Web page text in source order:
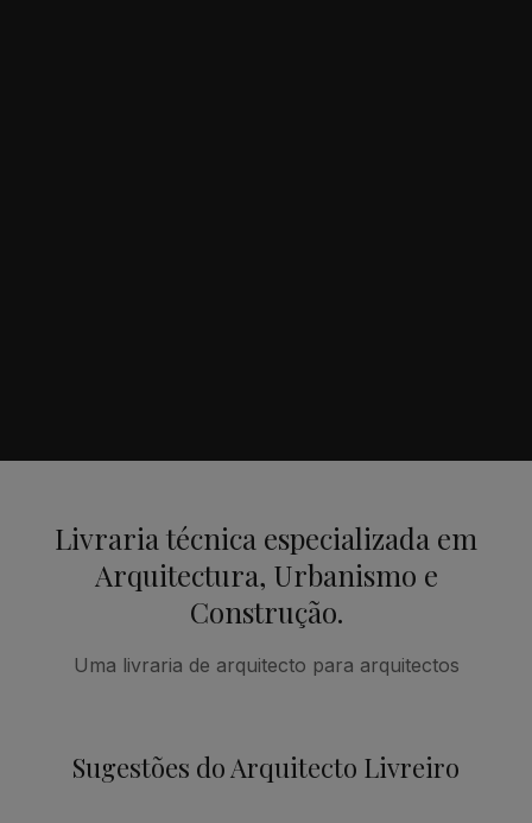
Livraria técnica especializada em
Arquitectura, Urbanismo e
Construção.
Uma livraria de arquitecto para arquitectos
Sugestões do Arquitecto Livreiro